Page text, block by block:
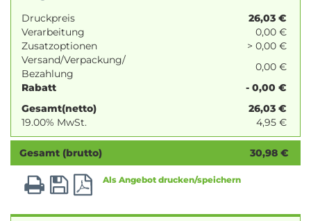
Druckpreis 26,03 €
Verarbeitung
0,00 €
Zusatzoptionen
> 0,00 €
Versand/Verpackung/
Bezahlung
0,00 €
Rabatt
- 0,00 €
Gesamt(netto)
26,03 €
19.00% MwSt.
4,95 €
Gesamt (brutto) 30,98 €
Als Angebot drucken/speichern